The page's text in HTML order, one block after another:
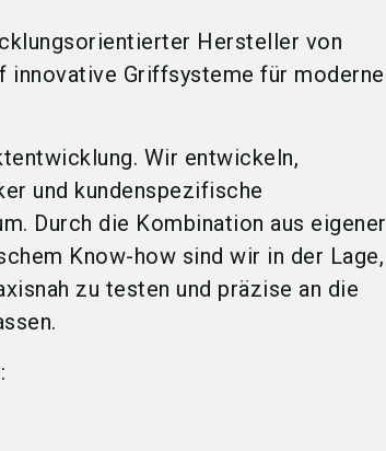
Hersteller von
innovative Griffsysteme für moderne
Wir entwickeln,
und kundenspezifische
Durch die Kombination aus eigener
Know-how sind wir in der Lage,
zu testen und präzise an die